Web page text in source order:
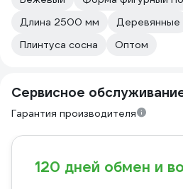
Длина 2500 мм
Деревянные
Плинтуса сосна
Оптом
Сервисное
Гарантия производителя
120 дней обмен и